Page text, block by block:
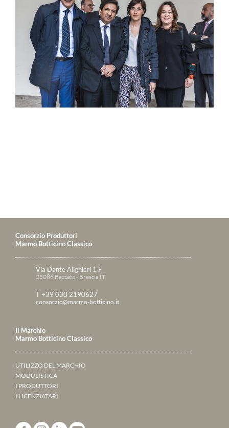
Consorzio Produttori
Marmo Botticino Classico
Via Dante Alighieri 1 F
25086 Rezzato - Brescia IT
T +39 030 2190627
consorzio@marmo-botticino.it
Il Marchio
Marmo Botticino Classico
UTILIZZO DEL MARCHIO
MODULISTICA
I PRODUTTORI
I LICENZIATARI